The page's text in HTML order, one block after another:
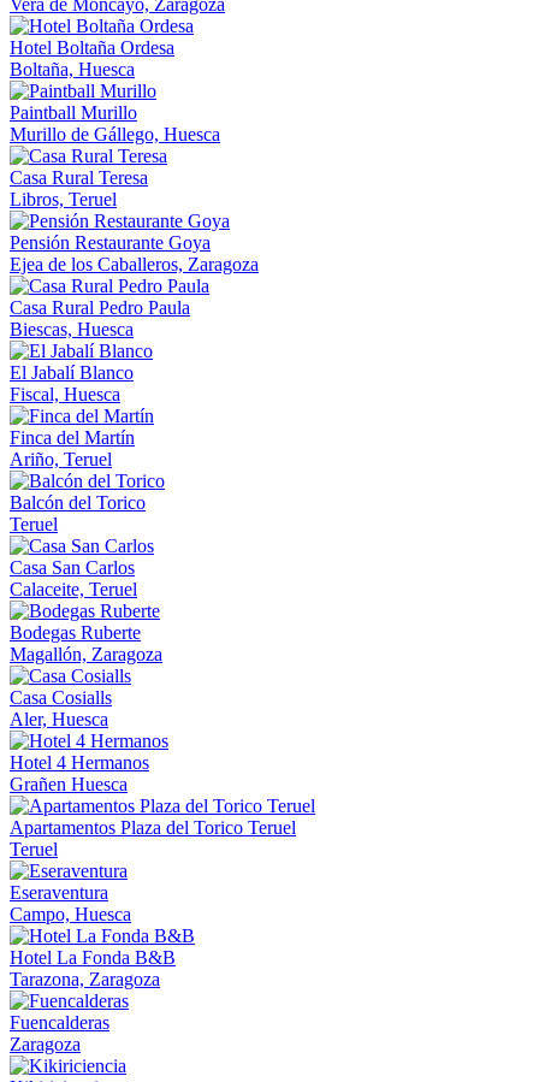
Hotel Boltaña Ordesa
Boltaña, Huesca
Paintball Murillo
Murillo de Gállego, Huesca
Casa Rural Teresa
Libros, Teruel
Pensión Restaurante Goya
Ejea de los Caballeros, Zaragoza
Casa Rural Pedro Paula
Biescas, Huesca
El Jabalí Blanco
Fiscal, Huesca
Finca del Martín
Ariño, Teruel
Balcón del Torico
Teruel
Casa San Carlos
Calaceite, Teruel
Bodegas Ruberte
Magallón, Zaragoza
Casa Cosialls
Aler, Huesca
Hotel 4 Hermanos
Grañen Huesca
Apartamentos Plaza del Torico Teruel
Teruel
Eseraventura
Campo, Huesca
Hotel La Fonda B&B
Tarazona, Zaragoza
Fuencalderas
Zaragoza